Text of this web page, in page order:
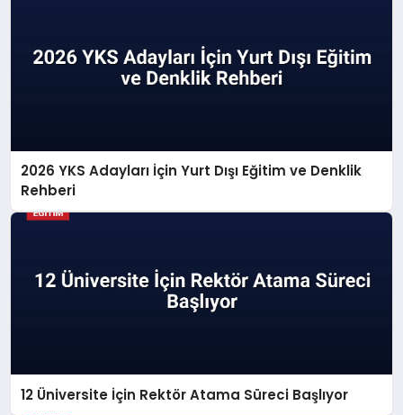
2026 YKS Adayları İçin Yurt Dışı Eğitim ve Denklik
Rehberi
12 Üniversite İçin Rektör Atama Süreci Başlıyor